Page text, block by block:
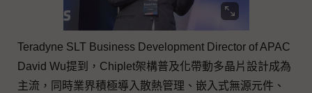
Teradyne SLT Business Development Director of APAC
David Wu提到，Chiplet架構普及化帶動多晶片設計成為
主流，同時業界積極導入散熱管理、嵌入式無源元件、